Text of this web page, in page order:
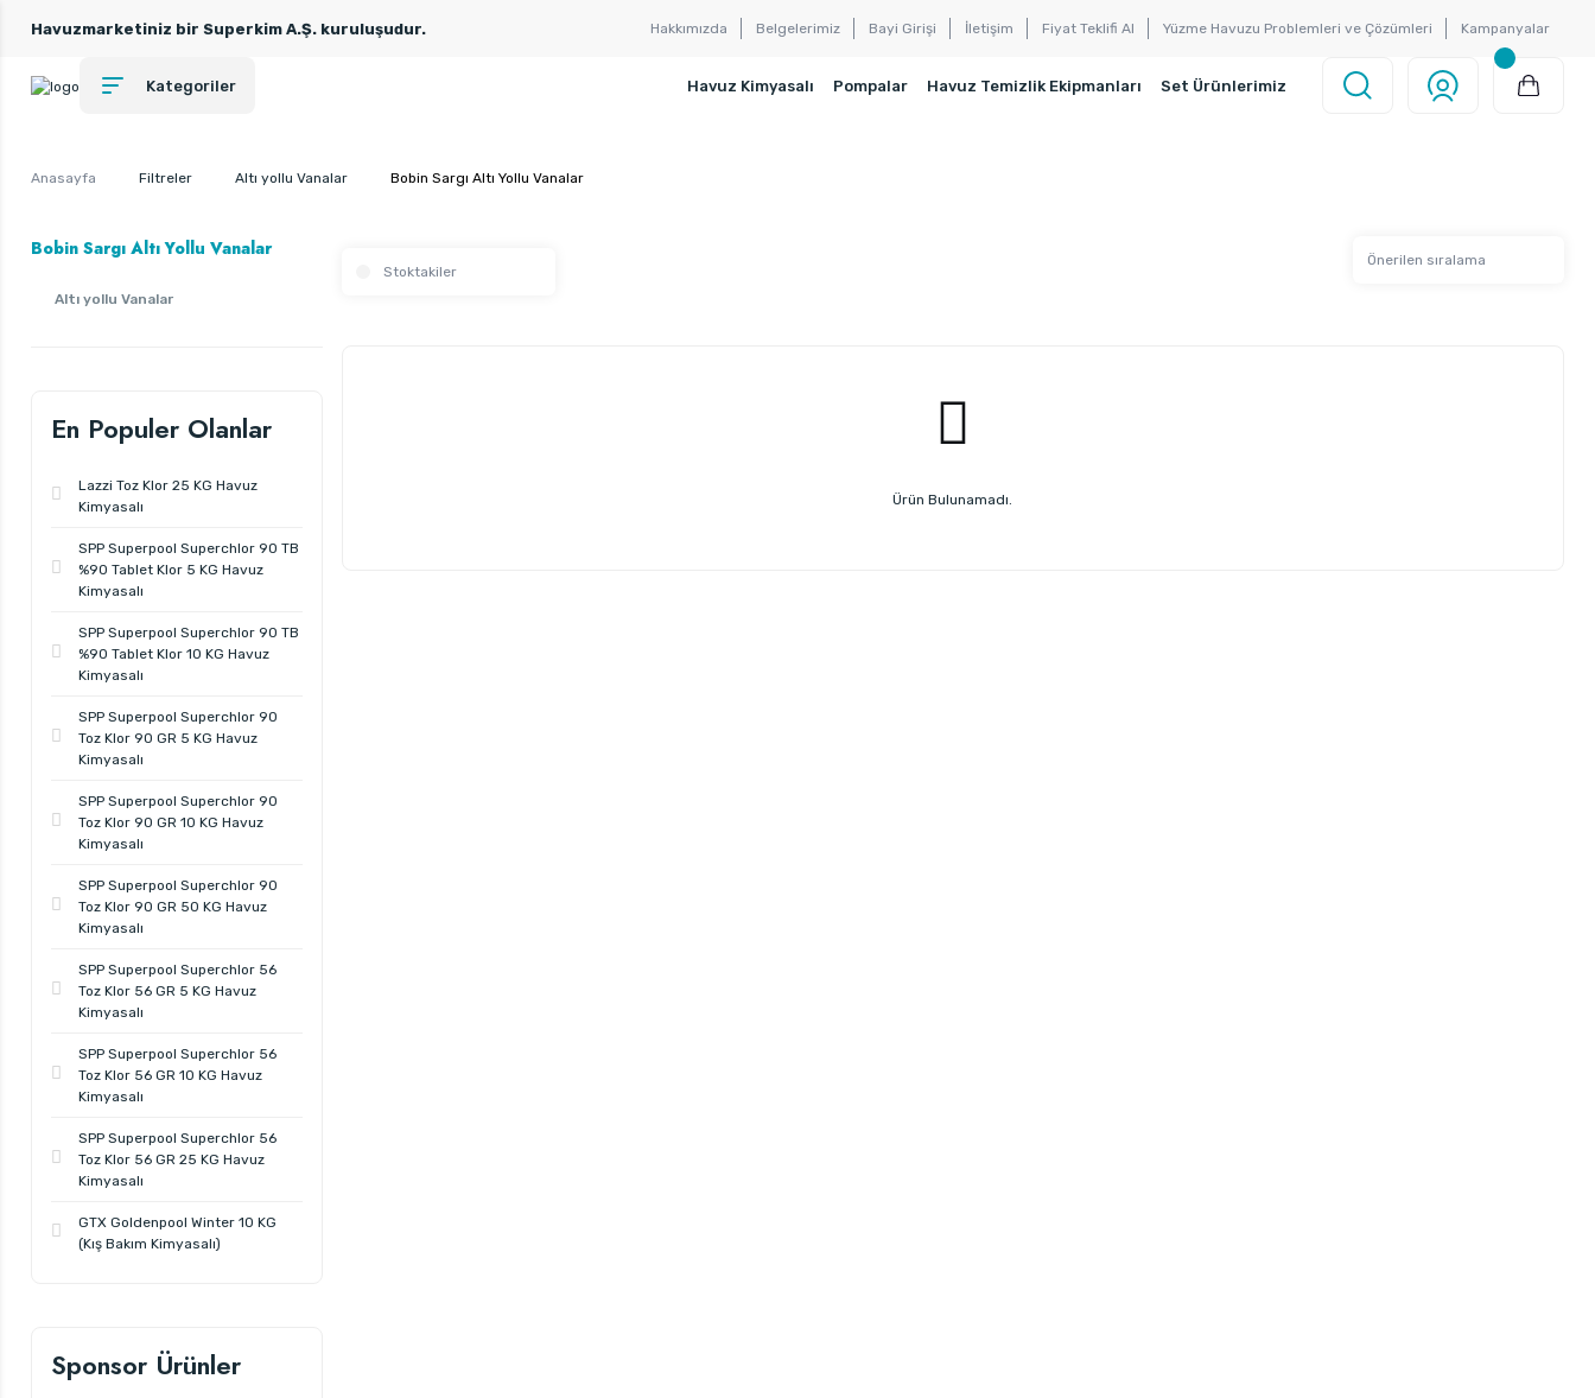
Havuzmarketiniz bir Superkim A.Ş. kuruluşudur. Hakkımızda Belgelerimiz Bayi Girişi İletişim Fiyat Teklifi Al Yüzme Havuzu Problemleri ve Çözümleri Kampanyalar
Kategoriler Havuz Kimyasalı Pompalar Havuz Temizlik Ekipmanları Set Ürünlerimiz
Anasayfa Filtreler Altı yollu Vanalar Bobin Sargı Altı Yollu Vanalar
Bobin Sargı Altı Yollu Vanalar
Altı yollu Vanalar
En Populer Olanlar
Lazzi Toz Klor 25 KG Havuz
Kimyasalı
SPP Superpool Superchlor 90 TB
%90 Tablet Klor 5 KG Havuz
Kimyasalı
SPP Superpool Superchlor 90 TB
%90 Tablet Klor 10 KG Havuz
Kimyasalı
SPP Superpool Superchlor 90
Toz Klor 90 GR 5 KG Havuz
Kimyasalı
SPP Superpool Superchlor 90
Toz Klor 90 GR 10 KG Havuz
Kimyasalı
SPP Superpool Superchlor 90
Toz Klor 90 GR 50 KG Havuz
Kimyasalı
SPP Superpool Superchlor 56
Toz Klor 56 GR 5 KG Havuz
Kimyasalı
SPP Superpool Superchlor 56
Toz Klor 56 GR 10 KG Havuz
Kimyasalı
SPP Superpool Superchlor 56
Toz Klor 56 GR 25 KG Havuz
Kimyasalı
GTX Goldenpool Winter 10 KG
(Kış Bakım Kimyasalı)
Sponsor Ürünler
Stoktakiler
Ürün Bulunamadı.